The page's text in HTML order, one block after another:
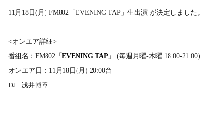
11月18日(月) FM802「EVENING TAP」生出演 が決定しました。
<オンエア詳細>
番組名：FM802「EVENING TAP 」 (毎週月曜-木曜 18:00-21:00)
オンエア日：11月18日(月) 20:00台
DJ : 浅井博章